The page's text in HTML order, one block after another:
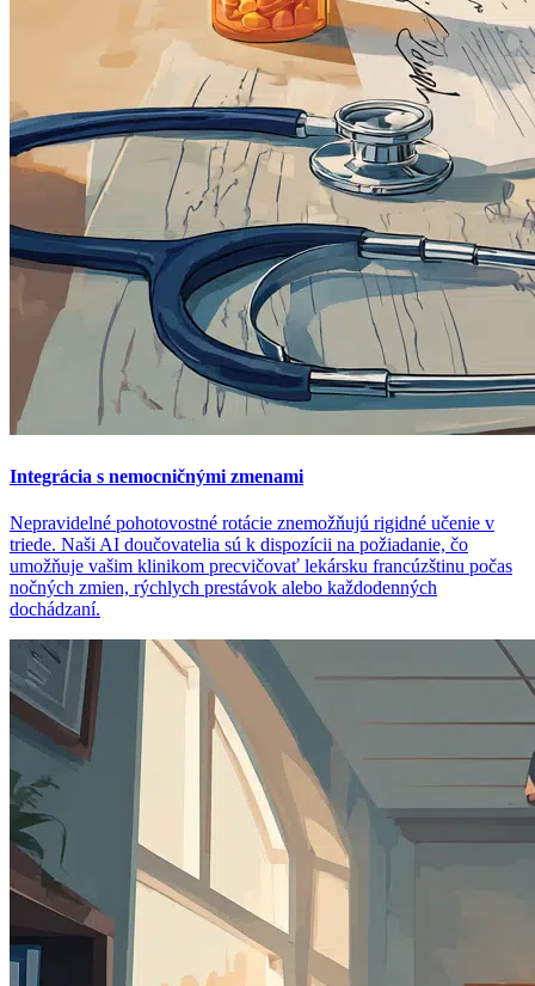
Integrácia s nemocničnými zmenami
Nepravidelné pohotovostné rotácie znemožňujú rigidné učenie v
triede. Naši AI doučovatelia sú k dispozícii na požiadanie, čo
umožňuje vašim klinikom precvičovať lekársku francúzštinu počas
nočných zmien, rýchlych prestávok alebo každodenných
dochádzaní.